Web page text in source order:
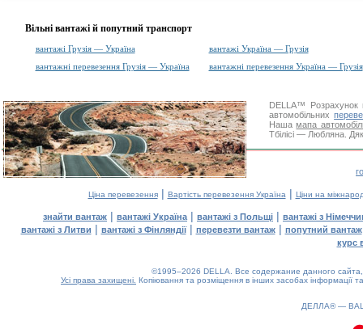
Вільні вантажі й попутний транспорт
вантажі Грузія — Україна
вантажі Україна — Грузія
вантажні перевезення Грузія — Україна
вантажні перевезення Україна — Грузія
DELLA™
Розрахунок
автомобільних
Нашамапа
Тбілісі — Любляна.
Ціна перевезення| Вартість перевезення Україна | Ціни на
знайти вантаж | вантажі Україна | вантажі з Польщі | вантажі з
вантажі з Литви | вантажі з Фінляндії| перевезти вантаж| попутний вантаж
курс
©1995–2026 DELLA. Все содержание данного
Усі права захищені. Копіювання та розміщення в інших засобах інформації
ДЕЛЛА® —